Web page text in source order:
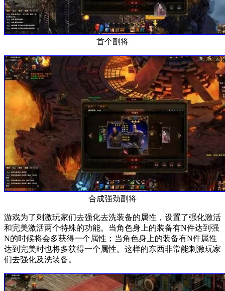
首个副将
合成强劲副将
游戏为了刺激玩家们去强化去洗装备的属性，设置了强化激活
和完美激活两个特殊的功能。当角色身上的装备有N件达到强
N的时候将会多获得一个属性；当角色身上的装备有N件属性
达到完美时也将多获得一个属性。这样的东西非常能刺激玩家
们去强化及洗装备。